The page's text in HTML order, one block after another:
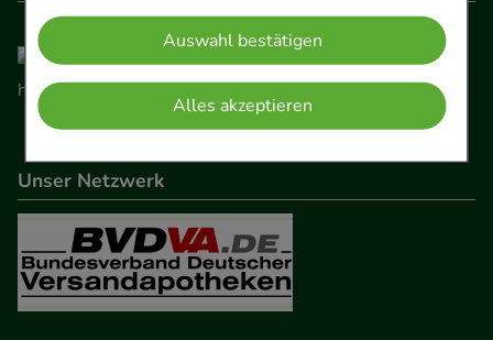
Website notwendig sind (z.B. Navigation,
Warenkorb, Kundenkonto), weshalb auf diese nicht
verzichtet werden kann.
Komfort:Diese Cookies werden genutzt um das
Einkaufserlebnis noch ansprechender zu gestalten,
beispielsweise für die Wiedererkennung des
Besuchers oder unsere Seite an bevorzugte
Verhaltensweisen (z.B. Spracheinstellung)
anzupassen. Komfort-Cookies ermöglichen es uns
auch auf Ihre Bedürfnisse zugeschrittene Inhalte
Auswahl bestätigen
Alles akzeptieren
Unser Netzwerk